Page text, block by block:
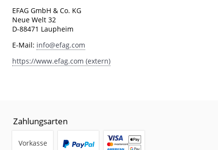
EFAG GmbH & Co. KG
Neue Welt 32
D-88471 Laupheim
E-Mail: info@efag.com
https://www.efag.com (extern)
Zahlungsarten
Vorkasse